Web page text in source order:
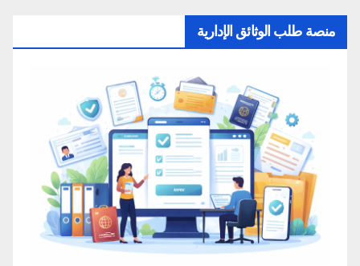
منصة طلب الوثائق الإدارية